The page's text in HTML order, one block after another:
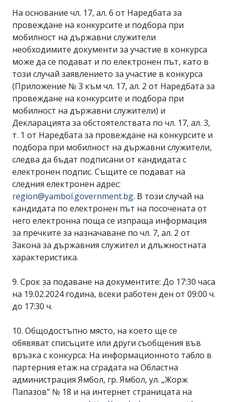
На основание чл. 17, ал. 6 от Наредбата за
провеждане на конкурсите и подбора при
мобилност на държавни служители
необходимите документи за участие в конкурса
може да се подават и по електронен път, като в
този случай заявлението за участие в конкурса
(Приложение № 3 към чл. 17, ал. 2 от Наредбата за
провеждане на конкурсите и подбора при
мобилност на държавни служители) и
Декларацията за обстоятелствата по чл. 17, ал. 3,
т. 1 от Наредбата за провеждане на конкурсите и
подбора при мобилност на държавни служители,
следва да бъдат подписани от кандидата с
електронен подпис. Същите се подават на
следния електронен адрес:
region@yambol.government.bg. В този случай на
кандидата по електронен път на посочената от
него електронна поща се изпраща информация
за пречките за назначаване по чл. 7, ал. 2 от
Закона за държавния служител и длъжностната
характеристика.
9. Срок за подаване на документите: До 17:30 часа
на 19.02.2024 година, всеки работен ден от 09:00 ч.
до 17:30 ч.
10. Общодостъпно място, на което ще се
обявяват списъците или други съобщения във
връзка с конкурса: На информационното табло в
партерния етаж на сградата на Областна
администрация Ямбол, гр. Ямбол, ул. „Жорж
Папазов” № 18 и на интернет страницата на